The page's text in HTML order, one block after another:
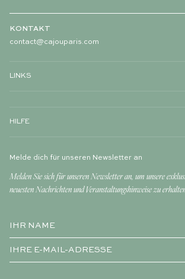
KONTAKT
contact@cajouparis.com
LINKS
HILFE
Melde dich für unseren Newsletter an
Melden Sie sich für unseren Newsletter an, um unsere
neuesten Nachrichten und Veranstaltungshinweise zu